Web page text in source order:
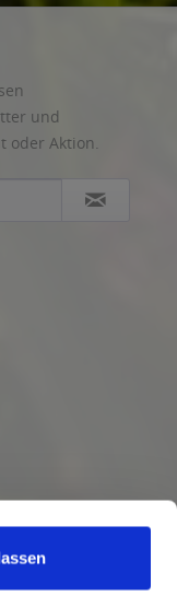
und
oder Aktion.